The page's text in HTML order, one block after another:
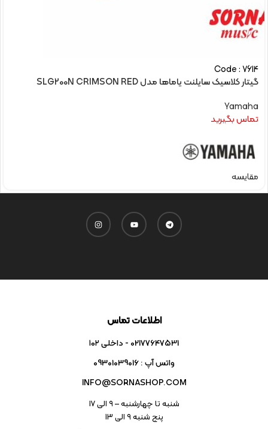
Code : 7614
گیتار کلاسیک سایلنت یاماها مدل SLG200N CRIMSON RED
Yamaha
تماس بگیرید
مقایسه
اطلاعات تماس
02177647531 - داخلی ۱۰۲
واتس آپ : 09301039016
INFO@SORNASHOP.COM
شنبه تا چهارشنبه – ۹ الی 17
پنج شنبه ۹ الی 13